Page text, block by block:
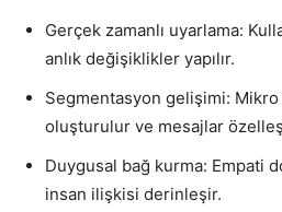
Gerçek zamanlı uyarlama:
anlık değişiklikler yapılır.
Segmentasyon gelişimi:
oluşturulur ve mesajlar
Duygusal bağ kurma: Empati
insan ilişkisi derinleşir.